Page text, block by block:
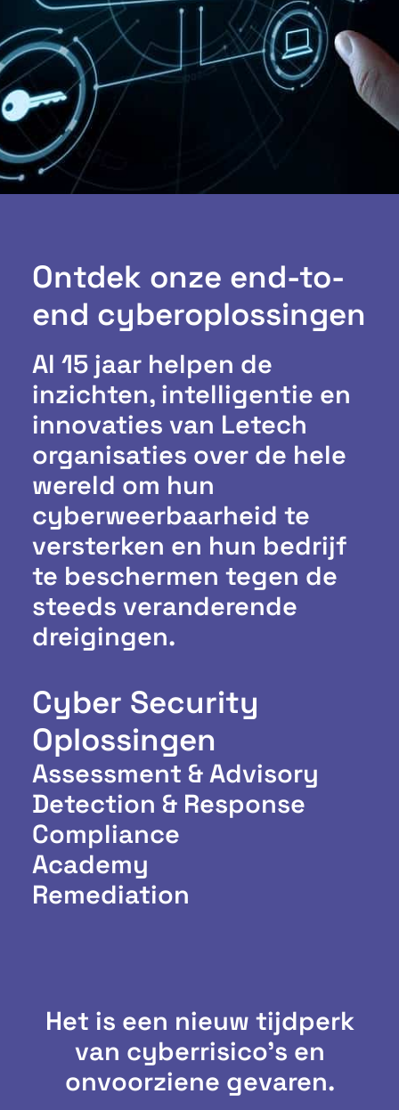
Cyber Security
Oplossingen
Assessment & Advisory
Detection & Response
Compliance
Academy
Remediation
Ontdek onze end-to-
end cyberoplossingen
Al 15 jaar helpen de
inzichten, intelligentie en
innovaties van Letech
organisaties over de hele
wereld om hun
cyberweerbaarheid te
versterken en hun bedrijf
te beschermen tegen de
steeds veranderende
dreigingen.
Het is een nieuw tijdperk
van cyberrisico's en
onvoorziene gevaren.